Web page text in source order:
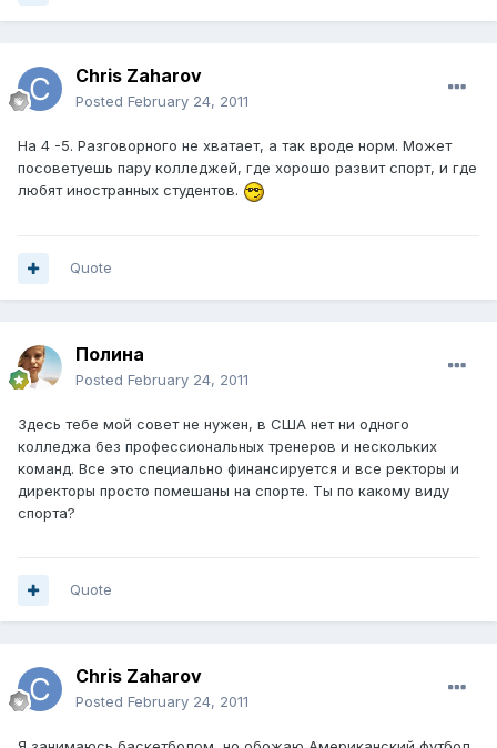
Chris Zaharov
Posted February 24, 2011
На 4 -5. Разговорного не хватает, а так вроде норм. Может
посоветуешь пару колледжей, где хорошо развит спорт, и где
любят иностранных студентов.
Quote
Полина
Posted February 24, 2011
Здесь тебе мой совет не нужен, в США нет ни одного
колледжа без профессиональных тренеров и нескольких
команд. Все это специально финансируется и все ректоры и
директоры просто помешаны на спорте. Ты по какому виду
спорта?
Quote
Chris Zaharov
Posted February 24, 2011